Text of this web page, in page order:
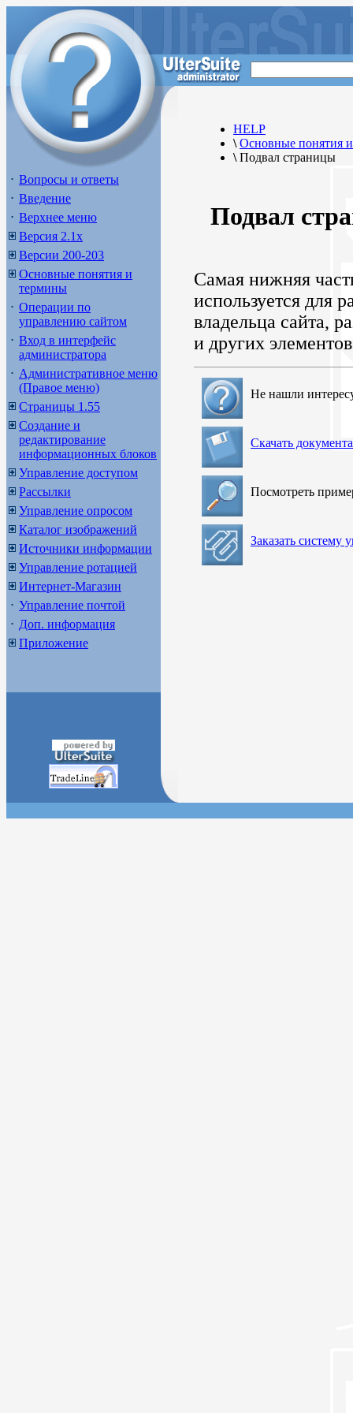
Вопросы и ответы
Введение
Верхнее меню
Версия 2.1х
Версии 200-203
Основные понятия и
термины
Операции по
управлению сайтом
Вход в интерфейс
администратора
Административное меню
(Правое меню)
Страницы 1.55
Создание и
редактирование
информационных блоков
Управление доступом
Рассылки
Управление опросом
Каталог изображений
Источники информации
Управление ротацией
Интернет-Магазин
Управление почтой
Доп. информация
Приложение
HELP
\Основные понятия
\Подвал страницы
Подвал
Самая нижняя
используется для
владельца сайта,
и других
Не нашли
Скачать
Посмотреть
Заказать систему